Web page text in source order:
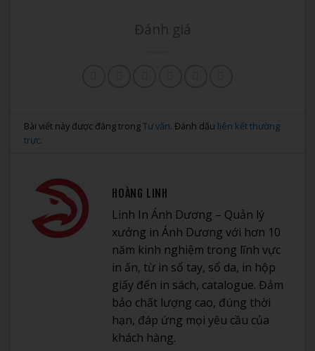
Đánh giá
Bài viết này được đăng trongTư vấn. Đánh dấu liên kết thường
trực.
HOÀNG LINH
Linh In Ánh Dương – Quản lý
xưởng in Ánh Dương với hơn 10
năm kinh nghiệm trong lĩnh vực
in ấn, từ in sổ tay, sổ da, in hộp
giấy đến in sách, catalogue. Đảm
bảo chất lượng cao, đúng thời
hạn, đáp ứng mọi yêu cầu của
khách hàng.